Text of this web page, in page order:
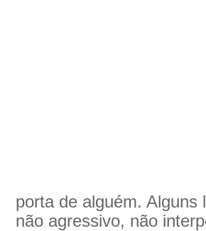
porta de alguém. Alguns
não agressivo, não